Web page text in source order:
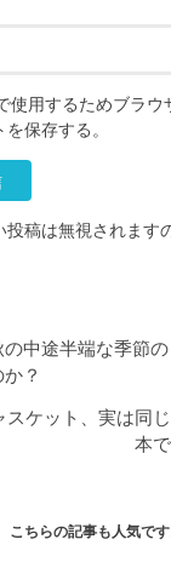
使用するためブラウ
保存する。
稿は無視されます
の中途半端な季節
？
スケット、実は同
本
こちらの記事も人気です